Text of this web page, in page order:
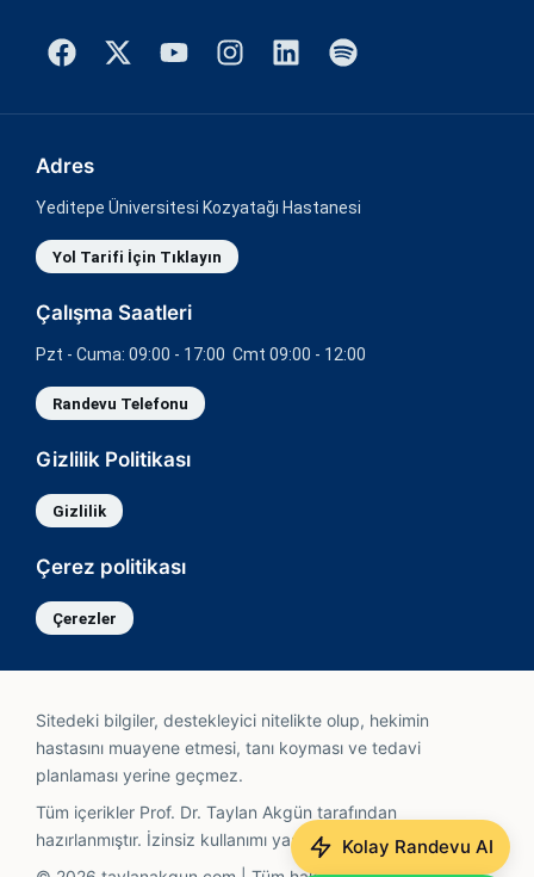
Adres
Yeditepe Üniversitesi Kozyatağı Hastanesi
Yol Tarifi İçin Tıklayın
Çalışma Saatleri
Pzt - Cuma: 09:00 - 17:00 Cmt 09:00 - 12:00
Randevu Telefonu
Gizlilik Politikası
Gizlilik
Çerez politikası
Çerezler
Sitedeki bilgiler, destekleyici nitelikte olup, hekimin
hastasını muayene etmesi, tanı koyması ve tedavi
planlaması yerine geçmez.
Tüm içerikler Prof. Dr. Taylan Akgün tarafından
hazırlanmıştır. İzinsiz kullanımı yasaktır. Kolay Randevu AI